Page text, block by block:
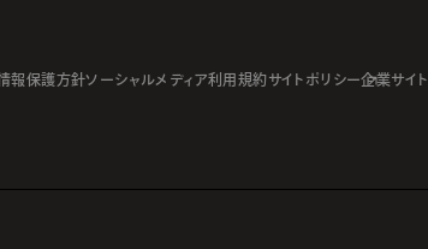
報保護方針ソーシャルメディア利用規約サイトポリシー企業サイト